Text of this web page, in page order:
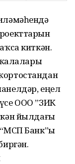
киткән.
ҡалалары
еңел
ООО ”ЗИК
йылдағы
Банк”ы